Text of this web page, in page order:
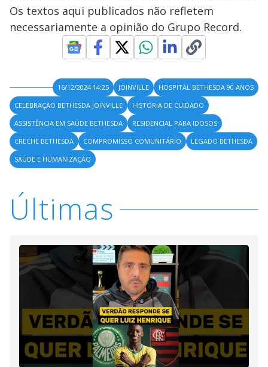
Os textos aqui publicados não refletem
necessariamente a opinião do Grupo Record.
16/12/2024 14:25 JOINVILLE
HOSPITAL BETHESDA 90 ANOS
CELEBRAÇÃO BETHESDA JOINVILLE
HISTÓRIA DE CUIDADO
ASSISTÊNCIA EM SAÚDE BETHESDA
RESIDENCIAL PARA IDOSOS
CRECHE BETHESDA
COMPROMISSO COMUNITÁRIO
LEGADO BETHESDA
SAÚDE E HUMANIZAÇÃO
Últimas